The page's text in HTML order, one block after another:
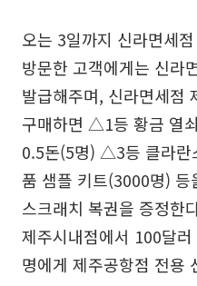
오는 3일까지 신라면세
방문한 고객에게는 신라
발급해주며, 신라면세점
구매하면 △1등 황금 열
0.5돈(5명) △3등 클라
품 샘플 키트(3000명)
스크래치 복권을 증정한
제주시내점에서 100달
명에게 제주공항점 전용